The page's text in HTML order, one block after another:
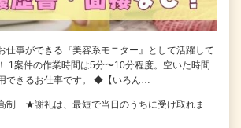
仕事ができる『美容系モニター』として活躍して
1案件の作業時間は5分〜10分程度。空いた時間
できるお仕事です。 ◆【いろん…
制 ★謝礼は、最短で当日のうちに受け取れま